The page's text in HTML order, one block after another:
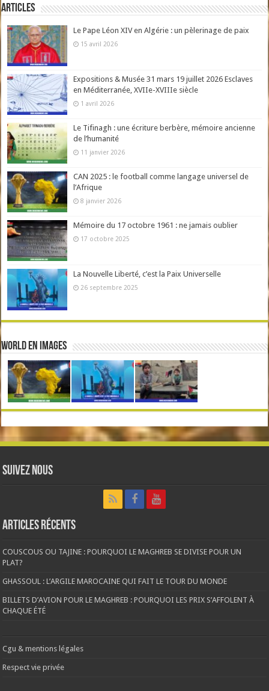
Articles
Le Pape Léon XIV en Algérie : un pèlerinage de paix
15 avril 2026
Expositions & Musée 31 mars 19 juillet 2026 Esclaves
en Méditerranée, XVIIe-XVIIIe siècle
1 avril 2026
Le Tifinagh : une écriture berbère, mémoire ancienne
de l’humanité
11 janvier 2026
CAN 2025 : le football comme langage universel de
l’Afrique
8 janvier 2026
Mémoire du 17 octobre 1961 : ne jamais oublier
17 octobre 2025
La Nouvelle Liberté, c’est la Paix Universelle
26 septembre 2025
World en Images
Suivez nous
Articles récents
COUSCOUS OU TAJINE : POURQUOI LE MAGHREB SE DIVISE POUR UN
PLAT?
GHASSOUL : L’ARGILE MAROCAINE QUI FAIT LE TOUR DU MONDE
BILLETS D’AVION POUR LE MAGHREB : POURQUOI LES PRIX S’AFFOLENT À
CHAQUE ÉTÉ
Cgu & mentions légales
Respect vie privée